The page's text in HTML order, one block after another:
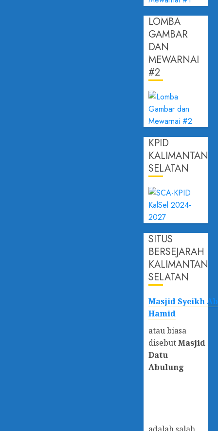
LOMBA
GAMBAR
DAN
MEWARNAI
#2
KPID
KALIMANTAN
SELATAN
SITUS
BERSEJARAH
KALIMANTAN
SELATAN
Masjid Syeikh
Hamid
atau biasa
disebutMasjid
Datu
Abulung